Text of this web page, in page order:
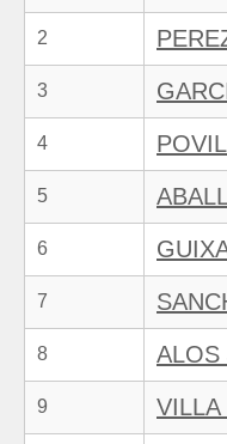
2
3
4
5
6
7
8 ALOS
9 VILLA